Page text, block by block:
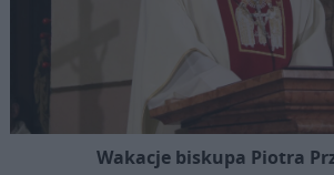
Wakacje biskupa Piotra